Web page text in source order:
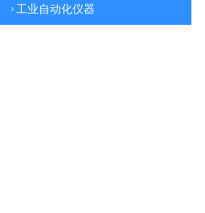
工业自动化仪器